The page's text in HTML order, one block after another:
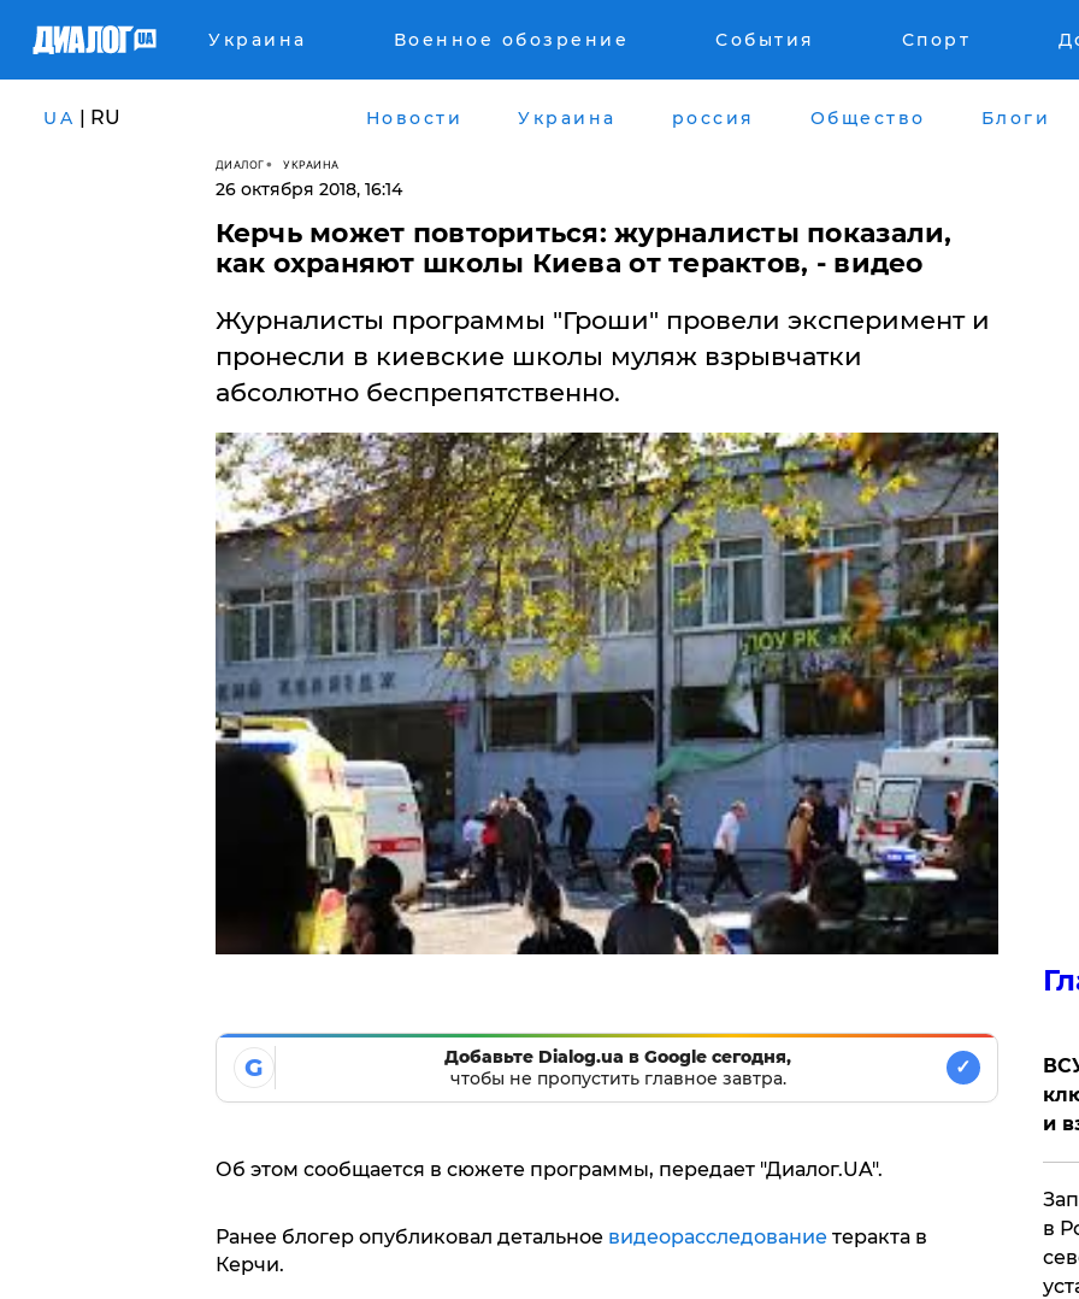
Украина Военное обозрение События Спорт
UA | RU Новости Украина россия Общество Блоги
ДИАЛОГ УКРАИНА
26 октября 2018, 16:14
Керчь может повториться: журналисты показали,
как охраняют школы Киева от терактов, - видео
Журналисты программы "Гроши" провели эксперимент и
пронесли в киевские школы муляж взрывчатки
абсолютно беспрепятственно.
G
Добавьте Dialog.ua в Google сегодня,
чтобы не пропустить главное завтра.
✓
Об этом сообщается в сюжете программы, передает "Диалог.UA".
Ранее блогер опубликовал детальное видеорасследованиетеракта в
Керчи.
и
в